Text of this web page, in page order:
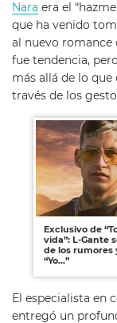
Nara era el
que ha venido
al nuevo romance
fue tendencia,
más allá de lo
través de los
Exclusivo de
vida”: L-Gante
de los rumores
“Yo...”
El especialista en
entregó un